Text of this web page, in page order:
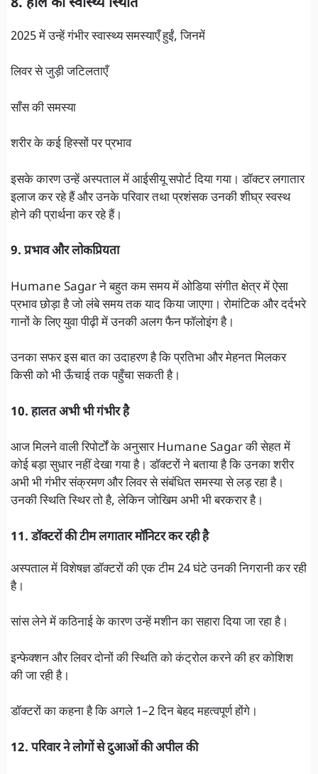
2025 में उन्हें गंभीर स्वास्थ्य समस्याएँ हुईं, जिनमें
लिवर से जुड़ी जटिलताएँ
साँस की समस्या
शरीर के कई हिस्सों पर प्रभाव
इसके कारण उन्हें अस्पताल में आईसीयू सपोर्ट दिया गया। डॉक्टर लगातार
इलाज कर रहे हैं और उनके परिवार तथा प्रशंसक उनकी शीघ्र स्वस्थ
होने की प्रार्थना कर रहे हैं।
9. प्रभाव और लोकप्रियता
Humane Sagar ने बहुत कम समय में ओडिया संगीत क्षेत्र में ऐसा
प्रभाव छोड़ा है जो लंबे समय तक याद किया जाएगा। रोमांटिक और दर्दभरे
गानों के लिए युवा पीढ़ी में उनकी अलग फैन फॉलोइंग है।
उनका सफर इस बात का उदाहरण है कि प्रतिभा और मेहनत मिलकर
किसी को भी ऊँचाई तक पहुँचा सकती है।
10. हालत अभी भी गंभीर है
आज मिलने वाली रिपोर्टों के अनुसार Humane Sagar की सेहत में
कोई बड़ा सुधार नहीं देखा गया है। डॉक्टरों ने बताया है कि उनका शरीर
अभी भी गंभीर संक्रमण और लिवर से संबंधित समस्या से लड़ रहा है।
उनकी स्थिति स्थिर तो है, लेकिन जोखिम अभी भी बरकरार है।
11. डॉक्टरों की टीम लगातार मॉनिटर कर रही है
अस्पताल में विशेषज्ञ डॉक्टरों की एक टीम 24 घंटे उनकी निगरानी कर रही
है।
सांस लेने में कठिनाई के कारण उन्हें मशीन का सहारा दिया जा रहा है।
इन्फेक्शन और लिवर दोनों की स्थिति को कंट्रोल करने की हर कोशिश
की जा रही है।
डॉक्टरों का कहना है कि अगले 1–2 दिन बेहद महत्वपूर्ण होंगे।
12. परिवार ने लोगों से दुआओं की अपील की